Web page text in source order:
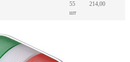
55
шт
214,00